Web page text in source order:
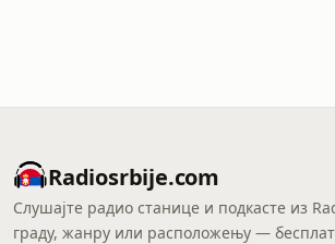
Radiosrbije.com
Слушајте радио станице и подкасте из
граду, жанру или расположењу —